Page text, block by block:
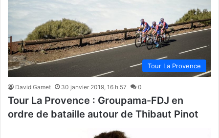
Tour La Provence
David Gamet 30 janvier 2019, 16 h 57 0
Tour La Provence : Groupama-FDJ en
ordre de bataille autour de Thibaut Pinot